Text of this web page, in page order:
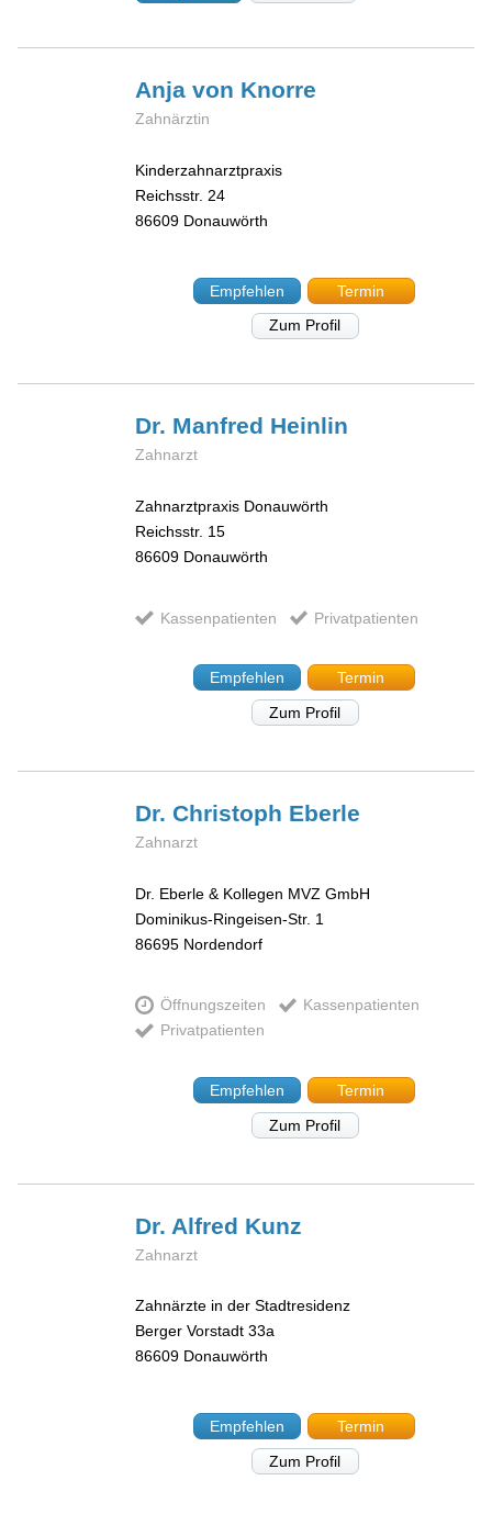
Anjavon Knorre
Zahnärztin
Kinderzahnarztpraxis
Reichsstr. 24
86609 Donauwörth
Empfehlen
Termin
Zum Profil
Dr. Manfred Heinlin
Zahnarzt
Zahnarztpraxis Donauwörth
Reichsstr. 15
86609 Donauwörth
Kassenpatienten Privatpatienten
Empfehlen
Termin
Zum Profil
Dr. Christoph Eberle
Zahnarzt
Dr. Eberle & Kollegen MVZ GmbH
Dominikus-Ringeisen-Str. 1
86695 Nordendorf
Öffnungszeiten
Kassenpatienten
Privatpatienten
Empfehlen
Termin
Zum Profil
Dr. Alfred Kunz
Zahnarzt
Zahnärzte in der Stadtresidenz
Berger Vorstadt 33a
86609 Donauwörth
Empfehlen
Termin
Zum Profil